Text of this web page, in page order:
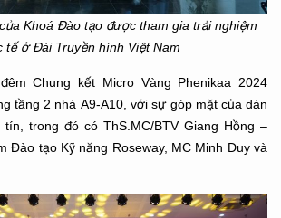
Khoá Đào tạo được tham gia trải nghiệm
tế ở Đài Truyền hình Việt Nam
Chung kết Micro Vàng Phenikaa 2024
tầng 2 nhà A9-A10, với sự góp mặt của dàn
tín, trong đó có ThS.MC/BTV Giang Hồng –
Đào tạo Kỹ năng Roseway, MC Minh Duy và